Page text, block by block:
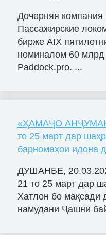
Дочерняя
Пассажирские
бирже AIX
номиналом 60 млрд
Paddock.pro. ...
«ҲАМАҶО
то 25 март дар
барномаҳои идона
ДУШАНБЕ,
21 то 25 март дар
Хатлон бо мақсади
намудани Ҷашни